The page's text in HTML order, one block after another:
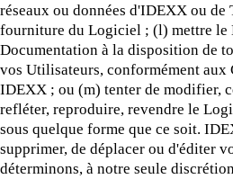
réseaux ou données d'IDEXX ou
fourniture du Logiciel ; (l) mettre le
Documentation à la disposition de
vos Utilisateurs, conformément aux
IDEXX ; ou (m) tenter de modifier,
refléter, reproduire, revendre le
sous quelque forme que ce soit.
supprimer, de déplacer ou d'éditer
déterminons, à notre seule